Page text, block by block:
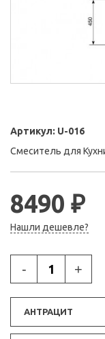
Артикул: U-016
Смеситель для
8490 ₽
Нашли дешевле?
- +